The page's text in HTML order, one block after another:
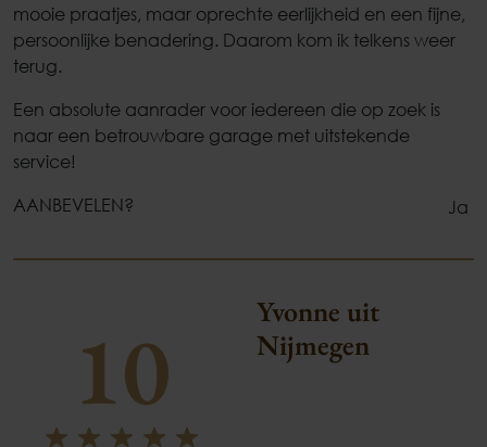
mooie praatjes, maar oprechte eerlijkheid en een fijne,
persoonlijke benadering. Daarom kom ik telkens weer
terug.
Een absolute aanrader voor iedereen die op zoek is
naar een betrouwbare garage met uitstekende
service!
AANBEVELEN?
Ja
10
Yvonne uit
Nijmegen